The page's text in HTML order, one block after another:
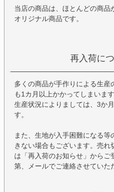
当店の商品は、ほとんどの商品
オリジナル商品です。
再入荷に
多くの商品が手作りによる生
も1カ月以上かかってしまいます
生産状況によりましては、3か
す。
また、生地が入手困難になる
きない場合もございます。売
は「再入荷のお知らせ」からご
第、メールでご連絡させていた